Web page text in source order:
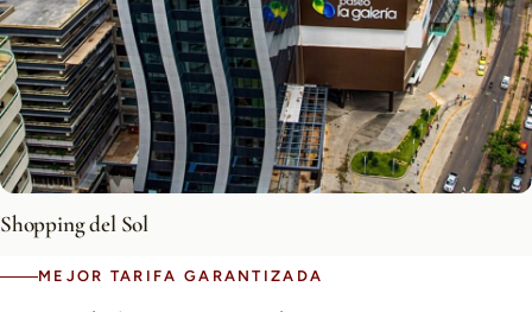
Shopping del Sol
MEJOR TARIFA GARANTIZADA